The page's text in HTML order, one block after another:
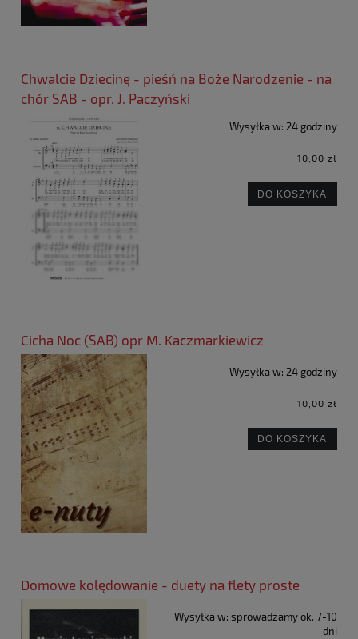
Chwalcie Dziecinę - pieśń na Boże Narodzenie - na
chór SAB - opr. J. Paczyński
Wysyłka w: 24 godziny
10,00 zł
DO KOSZYKA
Cicha Noc (SAB) opr M. Kaczmarkiewicz
Wysyłka w: 24 godziny
10,00 zł
DO KOSZYKA
Domowe kolędowanie - duety na flety proste
Wysyłka w: sprowadzamy ok. 7-10
dni